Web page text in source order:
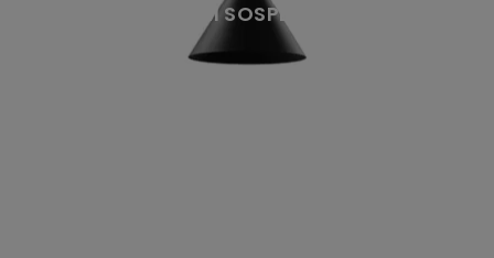
JAPAN M SOSPENSIONE